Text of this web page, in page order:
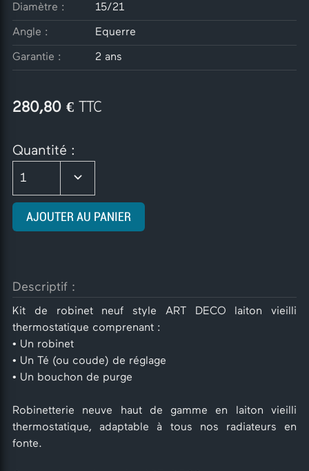
Diamètre : 15/21
Angle : Equerre
Garantie : 2 ans
280,80 € TTC
Quantité :
1
AJOUTER AU PANIER
Descriptif :
Kit de robinet neuf style ART DECO laiton vieilli
thermostatique comprenant :
• Un robinet
• Un Té (ou coude) de réglage
• Un bouchon de purge
Robinetterie neuve haut de gamme en laiton vieilli
thermostatique, adaptable à tous nos radiateurs en
fonte.